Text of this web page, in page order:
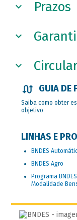
Prazos
GUIA DE
Saiba como obter
objetivo
LINHAS E
BNDES
BNDES Agro
Programa
Modalidade